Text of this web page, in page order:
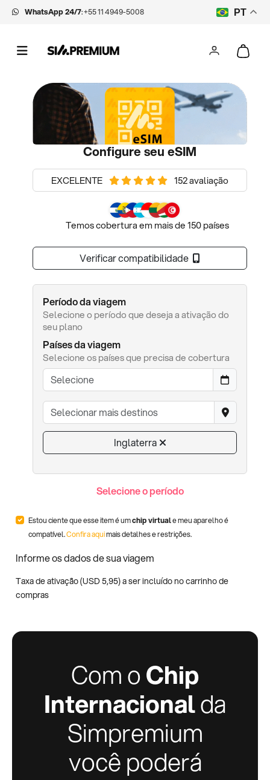
WhatsApp 24/7:+55 11 4949-5008 PT
Configure seu eSIM
EXCELENTE 152 avaliação
Temos cobertura em mais de 150 países
Verificar compatibilidade
Período da viagem
Selecione o período que deseja a ativação do
seu plano
Países da viagem
Selecione os países que precisa de cobertura
Inglaterra
Selecione o período
Estou ciente que esse item é umchip virtuale meu aparelho é
compatível.Confira aquimais detalhes e restrições.
Informe os dados de sua viagem
Taxa de ativação (USD5,95) a ser incluído no carrinho de
compras
Com oChip
Internacionalda
Simpremium
você poderá